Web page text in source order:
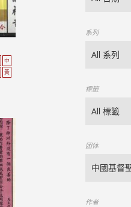
中
黃
系列
標籤
团体
作者